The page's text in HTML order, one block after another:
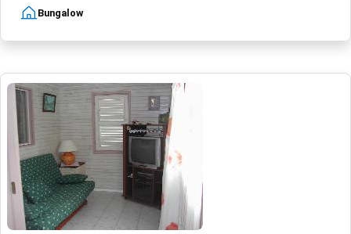
Bungalow